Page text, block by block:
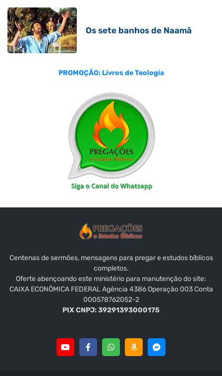
Os sete banhos de Naamã
PROMOÇÃO: Livros de Teologia
Centenas de sermões, mensagens para pregar e estudos bíblicos
completos.
Oferte abençoando este ministério para manutenção do site:
CAIXA ECONÔMICA FEDERAL Agência 4386 Operação 003 Conta
000578762052-2
PIX CNPJ: 39291393000175